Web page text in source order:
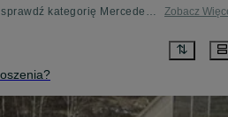
Markowe auta - Wadowice - sprawdź kategorię Mercedes-Benz Zobacz